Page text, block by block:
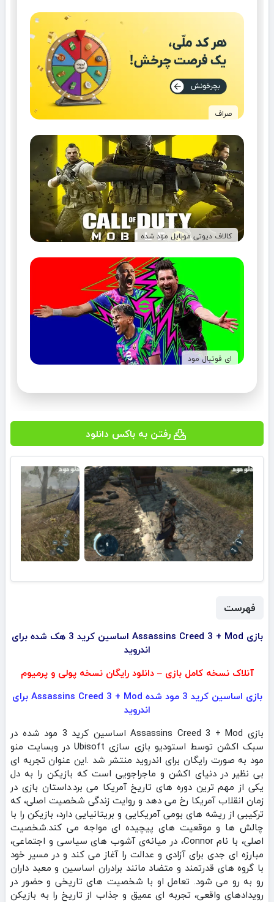
صراف
کالاف دیوتی موبایل مود شده
ای فوتبال مود
رفتن به باکس دانلود
فهرست
بازی Assassins Creed 3 + Mod اساسین کرید 3 هک شده برای
اندروید
آنلاک نسخه کامل بازی – دانلود رایگان نسخه پولی و پرمیوم
بازی اساسین کرید 3 مود شده Assassins Creed 3 + Mod برای
اندروید
بازی Assassins Creed 3 + Mod اساسین کرید 3 مود شده در
سبک اکشن توسط استودیو بازی سازی Ubisoft در وبسایت منو
مود به صورت رایگان برای اندروید منتشر شد .این عنوان تجربه‌ ای
بی‌ نظیر در دنیای اکشن و ماجراجویی است که بازیکن را به دل
یکی از مهم‌ ترین دوره‌ های تاریخ آمریکا می‌ برد.داستان بازی در
زمان انقلاب آمریکا رخ می‌ دهد و روایت زندگی شخصیت اصلی، که
ترکیبی از ریشه‌ های بومی آمریکایی و بریتانیایی دارد، بازیکن را با
چالش‌ ها و موقعیت‌ های پیچیده‌ ای مواجه می‌ کند.شخصیت
اصلی، با نام Connor، در میانه‌ی آشوب‌ های سیاسی و اجتماعی،
مبارزه‌ ای جدی برای آزادی و عدالت را آغاز می‌ کند و در مسیر خود
با گروه‌ های قدرتمند و متضاد مانند برادران اساسین و معبد‌ داران
رو به‌ رو می‌ شود. تعامل او با شخصیت‌ های تاریخی و حضور در
رویدادهای واقعی، تجربه‌ ای عمیق و جذاب از تاریخ را به بازیکن